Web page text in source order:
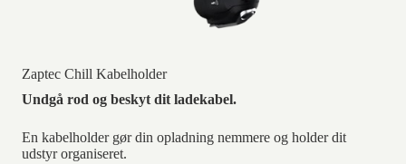
Zaptec Chill Kabelholder
Undgå rod og beskyt dit ladekabel.
En kabelholder gør din opladning nemmere og holder dit
udstyr organiseret.